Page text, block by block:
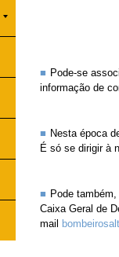
Pode-se
informação de
Nesta época
É só se dirigir à
Pode
Caixa Geral de
mail